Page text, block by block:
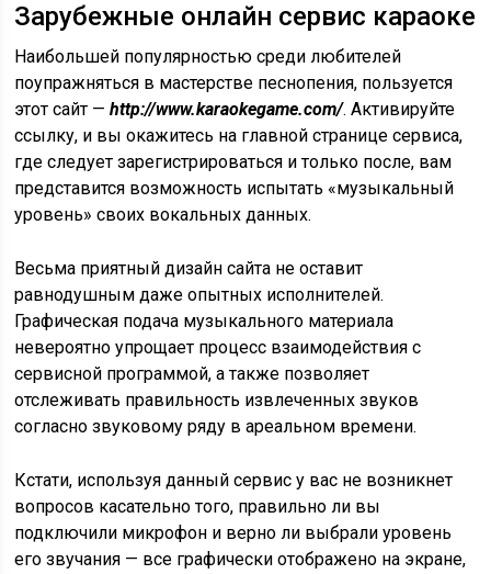
Зарубежные онлайн сервис караоке
Наибольшей популярностью среди любителей
поупражняться в мастерстве песнопения, пользуется
этот сайт —http://www.karaokegame.com/. Активируйте
ссылку, и вы окажитесь на главной странице сервиса,
где следует зарегистрироваться и только после, вам
представится возможность испытать «музыкальный
уровень» своих вокальных данных.
Весьма приятный дизайн сайта не оставит
равнодушным даже опытных исполнителей.
Графическая подача музыкального материала
невероятно упрощает процесс взаимодействия с
сервисной программой, а также позволяет
отслеживать правильность извлеченных звуков
согласно звуковому ряду в ареальном времени.
Кстати, используя данный сервис у вас не возникнет
вопросов касательно того, правильно ли вы
подключили микрофон и верно ли выбрали уровень
его звучания — все графически отображено на экране,